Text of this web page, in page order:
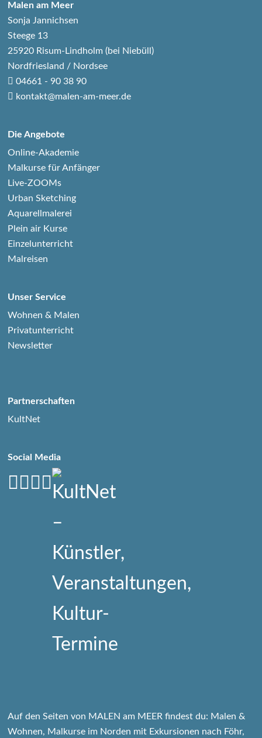
Malen am Meer
Sonja Jannichsen
Steege 13
25920 Risum-Lindholm (bei Niebüll)
Nordfriesland / Nordsee
04661 - 90 38 90
kontakt@malen-am-meer.de
Die Angebote
Online-Akademie
Malkurse für Anfänger
Live-ZOOMs
Urban Sketching
Aquarellmalerei
Plein air Kurse
Einzelunterricht
Malreisen
Unser Service
Wohnen & Malen
Privatunterricht
Newsletter
Partnerschaften
KultNet
Social Media
Auf den Seiten von MALEN am MEER findest du: Malen &
Wohnen, Malkurse im Norden mit Exkursionen nach Föhr,